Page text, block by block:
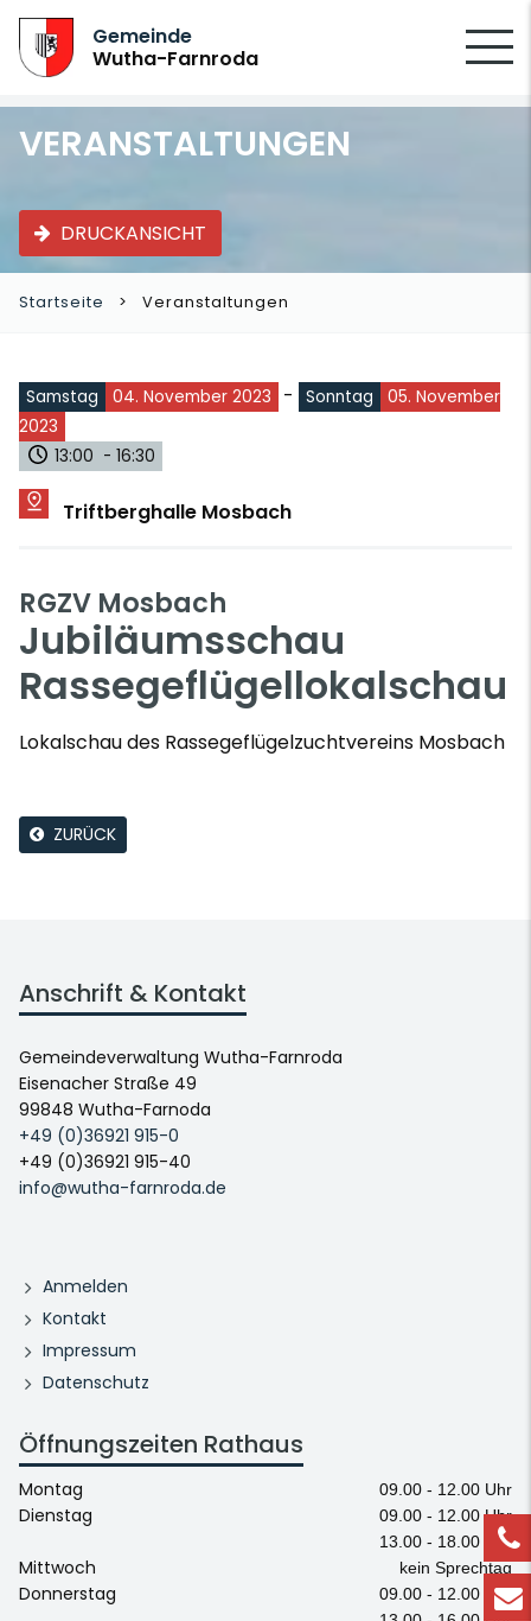
Gemeinde
Wutha-Farnroda
VERANSTALTUNGEN
DRUCKANSICHT
Startseite Veranstaltungen
Samstag 04. November 2023 - Sonntag
05. November
2023
13:00 - 16:30
Triftberghalle Mosbach
RGZV Mosbach
Jubiläumsschau
Rassegeflügellokalschau
Lokalschau des Rassegeflügelzuchtvereins Mosbach
ZURÜCK
Anschrift & Kontakt
Gemeindeverwaltung Wutha-Farnroda
Eisenacher Straße 49
99848 Wutha-Farnoda
+49 (0)36921 915-0
+49 (0)36921 915-40
info@wutha-farnroda.de
Anmelden
Kontakt
Impressum
Datenschutz
Öffnungszeiten Rathaus
Montag 09.00 - 12.00 Uhr
Dienstag
09.00 - 12.00 Uhr
13.00 - 18.00 Uhr
Mittwoch kein Sprechtag
Donnerstag
09.00 - 12.00 Uhr